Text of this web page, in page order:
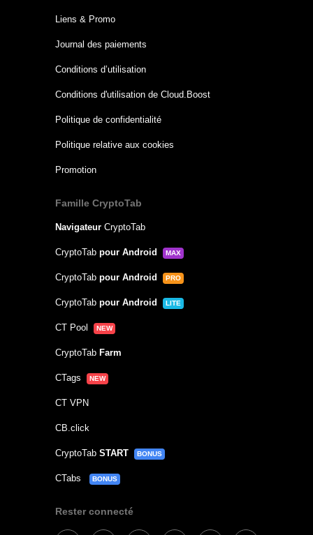
Liens & Promo
Journal des paiements
Conditions d’utilisation
Conditions d'utilisation de Cloud.Boost
Politique de confidentialité
Politique relative aux cookies
Promotion
Famille CryptoTab
NavigateurCryptoTab
CryptoTab pour Android MAX
CryptoTab pour Android PRO
CryptoTab pour Android LITE
CT Pool NEW
CryptoTab Farm
CTags NEW
CT VPN
CB.click
CryptoTab START BONUS
CTabs BONUS
Rester connecté